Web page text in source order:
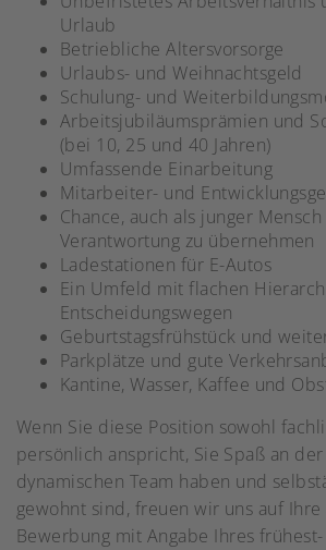
Urlaub
Betriebliche Altersvorsorge
Urlaubs- und Weihnachtsgeld
Schulung- und
Arbeitsjubiläumsprämien und
(bei 10, 25 und 40 Jahren)
Umfassende Einarbeitung
Mitarbeiter- und
Chance, auch als junger
Verantwortung zu übernehmen
Ladestationen für E-Autos
Ein Umfeld mit flachen
Entscheidungswegen
Geburtstagsfrühstück und
Parkplätze und gute
Kantine, Wasser, Kaffee und
Wenn Sie diese Position sowohl
persönlich anspricht, Sie Spaß an
dynamischen Team haben und
gewohnt sind, freuen wir uns auf Ihre
Bewerbung mit Angabe Ihres